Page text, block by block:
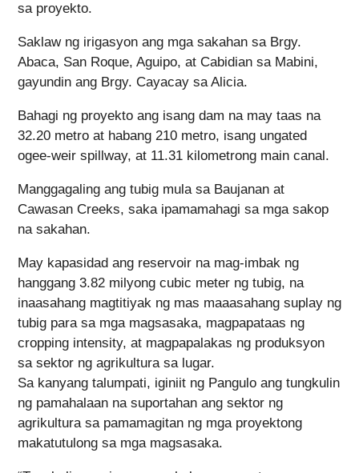
sa proyekto.
Saklaw ng irigasyon ang mga sakahan sa Brgy.
Abaca, San Roque, Aguipo, at Cabidian sa Mabini,
gayundin ang Brgy. Cayacay sa Alicia.
Bahagi ng proyekto ang isang dam na may taas na
32.20 metro at habang 210 metro, isang ungated
ogee-weir spillway, at 11.31 kilometrong main canal.
Manggagaling ang tubig mula sa Baujanan at
Cawasan Creeks, saka ipamamahagi sa mga sakop
na sakahan.
May kapasidad ang reservoir na mag-imbak ng
hanggang 3.82 milyong cubic meter ng tubig, na
inaasahang magtitiyak ng mas maaasahang suplay ng
tubig para sa mga magsasaka, magpapataas ng
cropping intensity, at magpapalakas ng produksyon
sa sektor ng agrikultura sa lugar.
Sa kanyang talumpati, iginiit ng Pangulo ang tungkulin
ng pamahalaan na suportahan ang sektor ng
agrikultura sa pamamagitan ng mga proyektong
makatutulong sa mga magsasaka.